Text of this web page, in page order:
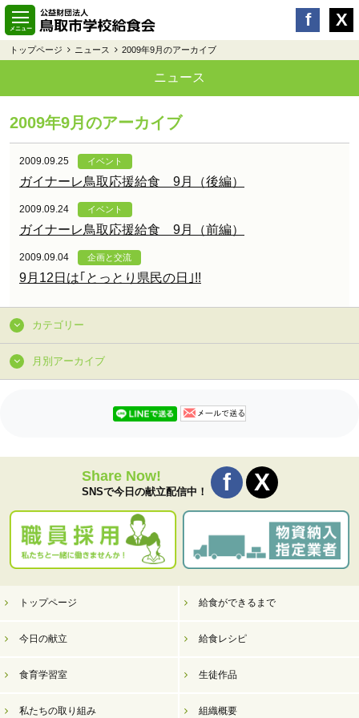
トップページ ニュース 2009年9月のアーカイブ
ニュース
2009年9月のアーカイブ
2009.09.25 イベント
ガイナーレ鳥取応援給食 9月（後編）
2009.09.24 イベント
ガイナーレ鳥取応援給食 9月（前編）
2009.09.04 企画と交流
9月12日は｢とっとり県民の日｣!!
カテゴリー
月別アーカイブ
Share Now!
SNSで今日の献立配信中！
トップページ 給食ができるまで
今日の献立 給食レシピ
食育学習室 生徒作品
私たちの取り組み 組織概要